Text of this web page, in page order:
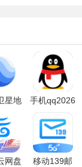
星地
载
新版
手机qq2026
网盘
移动139邮